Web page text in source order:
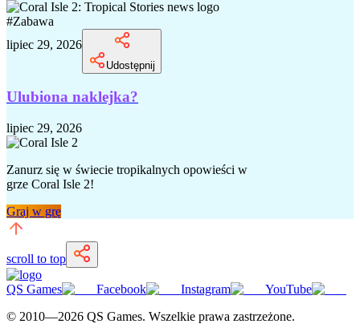
#Zabawa
lipiec 29, 2026
Udostępnij
Ulubiona naklejka?
lipiec 29, 2026
Zanurz się w świecie tropikalnych opowieści w
grze Coral Isle 2!
Graj w grę
scroll to top
QS Games Facebook Instagram
YouTube
© 2010—2026 QS Games. Wszelkie prawa zastrzeżone.